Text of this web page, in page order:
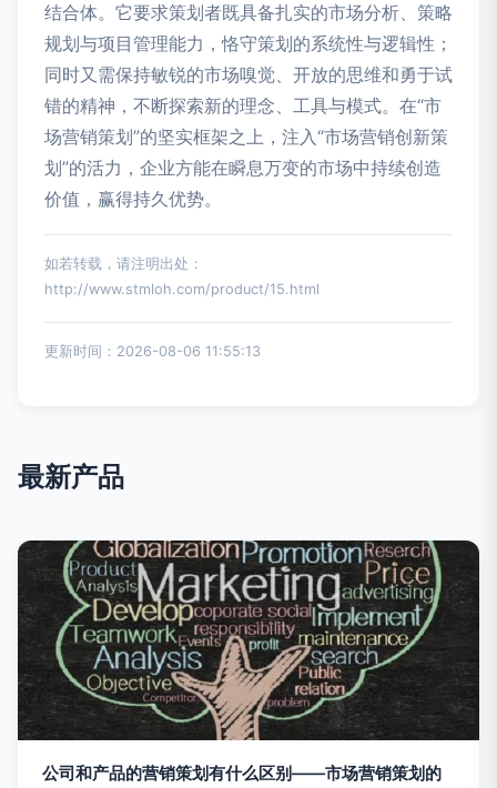
结合体。它要求策划者既具备扎实的市场分析、策略
规划与项目管理能力，恪守策划的系统性与逻辑性；
同时又需保持敏锐的市场嗅觉、开放的思维和勇于试
错的精神，不断探索新的理念、工具与模式。在“市
场营销策划”的坚实框架之上，注入“市场营销创新策
划”的活力，企业方能在瞬息万变的市场中持续创造
价值，赢得持久优势。
如若转载，请注明出处：
http://www.stmloh.com/product/15.html
更新时间：2026-08-06 11:55:13
最新产品
公司和产品的营销策划有什么区别——市场营销策划的